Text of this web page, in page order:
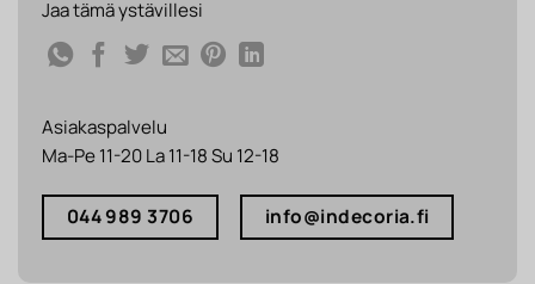
Jaa tämä ystävillesi
Asiakaspalvelu
Ma-Pe 11-20 La 11-18 Su 12-18
044 989 3706 info@indecoria.fi